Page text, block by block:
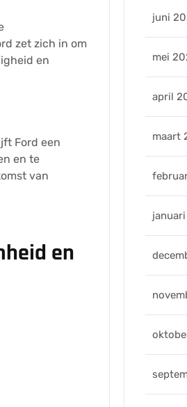
zet zich in om
en
Ford een
en te
van
en
juni
mei
april
maart